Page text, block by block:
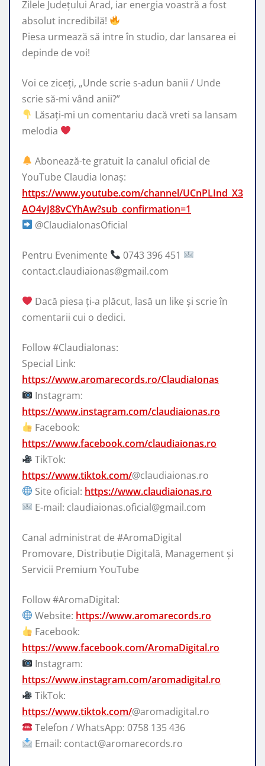
Zilele Județului Arad, iar energia voastră a fost
absolut incredibilă!
Piesa urmează să intre în studio, dar lansarea ei
depinde de voi!
Voi ce ziceți, „Unde scrie s-adun banii / Unde
scrie să-mi vând anii?”
Lăsați-mi un comentariu dacă vreti sa lansam
melodia
Abonează-te gratuit la canalul oficial de
YouTube Claudia Ionaș:
https://www.youtube.com/channel/UCnPLInd_X3
AO4vJ88vCYhAw?sub_confirmation=1
@ClaudiaIonasOficial
Pentru Evenimente
0743 396 451
contact.claudiaionas@gmail.com
Dacă piesa ți-a plăcut, lasă un like și scrie în
comentarii cui o dedici.
Follow #ClaudiaIonas:
Special Link:
https://www.aromarecords.ro/ClaudiaIonas
Instagram:
https://www.instagram.com/claudiaionas.ro
Facebook:
https://www.facebook.com/claudiaionas.ro
TikTok:
https://www.tiktok.com/@claudiaionas.ro
Site oficial: https://www.claudiaionas.ro
E-mail: claudiaionas.oficial@gmail.com
Canal administrat de #AromaDigital
Promovare, Distribuție Digitală, Management și
Servicii Premium YouTube
Follow #AromaDigital:
Website: https://www.aromarecords.ro
Facebook:
https://www.facebook.com/AromaDigital.ro
Instagram:
https://www.instagram.com/aromadigital.ro
TikTok:
https://www.tiktok.com/@aromadigital.ro
Telefon / WhatsApp: 0758 135 436
Email: contact@aromarecords.ro